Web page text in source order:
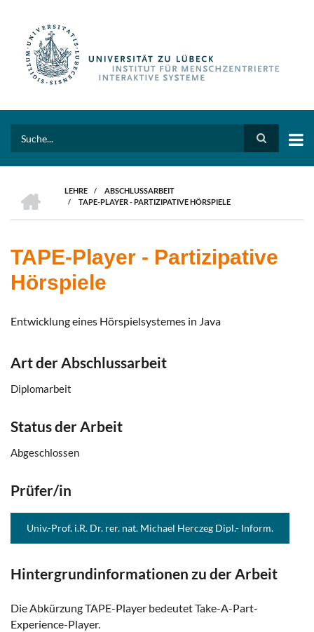
PFADNAVIGATION
LEHRE / ABSCHLUSSARBEIT
/ TAPE-PLAYER - PARTIZIPATIVE HÖRSPIELE
TAPE-Player - Partizipative
Hörspiele
Entwicklung eines Hörspielsystemes in Java
Art der Abschlussarbeit
Diplomarbeit
Status der Arbeit
Abgeschlossen
Prüfer/in
Univ.-Prof. i.R. Dr. rer. nat. Michael Herczeg Dipl.- Inform.
Hintergrundinformationen zu der Arbeit
Die Abkürzung TAPE-Player bedeutet Take-A-Part-
Experience-Player.